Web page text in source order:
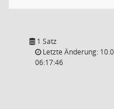
1 Satz
Letzte Änderung:
06:17:46